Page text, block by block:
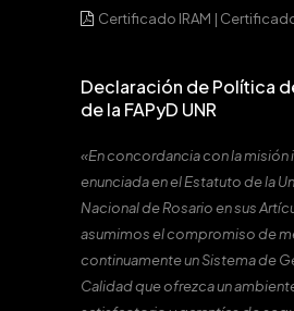
Certificado IRAM |
Declaración de Política
de la FAPyD UNR
«En concordancia con la
enunciada en el Estatuto de la
Nacional de Rosario en sus
asumimos el compromiso de
continuamente un Sistema de
Calidad que ofrezca un